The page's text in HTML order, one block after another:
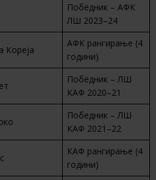
Победник – АФК
ЛШ 2023–24
Кореја
АФК рангирање (4
години)
Победник – ЛШ
КАФ 2020–21
Победник – ЛШ
КАФ 2021–22
КАФ рангирање (4
години)